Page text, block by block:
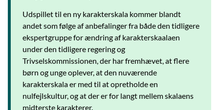
Udspillet til en ny karakterskala kommer blandt
andet som følge af anbefalinger fra både den tidligere
ekspertgruppe for ændring af karakterskaalaen
under den tidligere regering og
Trivselskommissionen, der har fremhævet, at flere
børn og unge oplever, at den nuværende
karakterskala er med til at opretholde en
nulfejlskultur, og at der er for langt mellem skalaens
midterste karakterer.